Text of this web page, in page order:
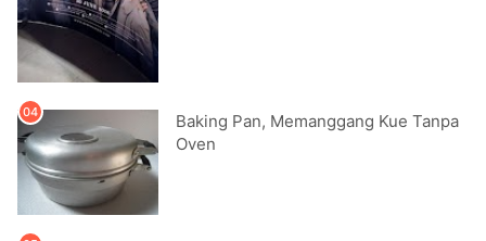
Baking Pan, Memanggang Kue Tanpa
Oven